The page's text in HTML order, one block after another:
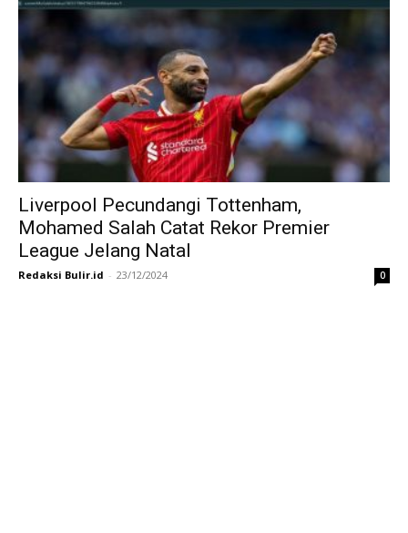
Liverpool Pecundangi Tottenham,
Mohamed Salah Catat Rekor Premier
League Jelang Natal
Redaksi Bulir.id - 23/12/2024 0